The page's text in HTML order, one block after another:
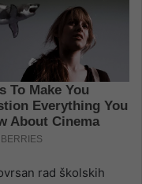
rad školskih